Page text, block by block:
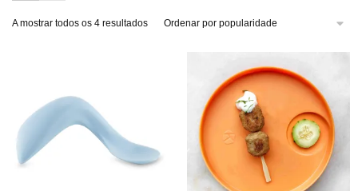
A mostrar todos os 4 resultados